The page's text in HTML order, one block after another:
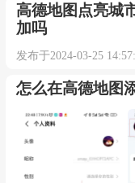
4、
根据提示进
高德地图点亮城
加吗
发布于2024-03-25
怎么在高德地图